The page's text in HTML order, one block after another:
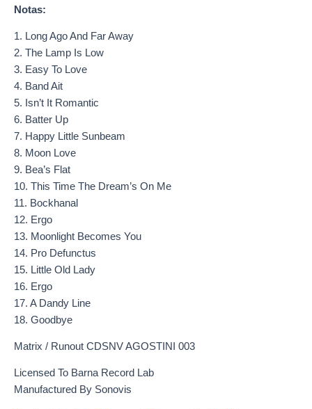
Notas:
1. Long Ago And Far Away
2. The Lamp Is Low
3. Easy To Love
4. Band Ait
5. Isn’t It Romantic
6. Batter Up
7. Happy Little Sunbeam
8. Moon Love
9. Bea’s Flat
10. This Time The Dream’s On Me
11. Bockhanal
12. Ergo
13. Moonlight Becomes You
14. Pro Defunctus
15. Little Old Lady
16. Ergo
17. A Dandy Line
18. Goodbye
Matrix / Runout CDSNV AGOSTINI 003
Licensed To Barna Record Lab
Manufactured By Sonovis